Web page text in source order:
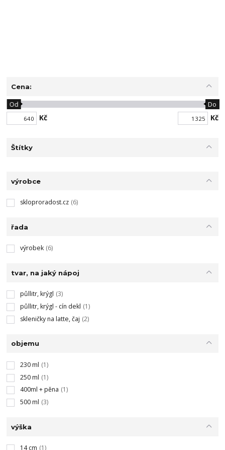
Cena:
Kč
Od Do
Kč
Štítky
výrobce
skloproradost.cz (6)
řada
výrobek (6)
tvar, na jaký nápoj
půllitr, krýgl (3)
půllitr, krýgl - cín dekl (1)
skleničky na latte, čaj (2)
objemu
230 ml (1)
250 ml (1)
400ml + pěna (1)
500 ml (3)
výška
14 cm (1)